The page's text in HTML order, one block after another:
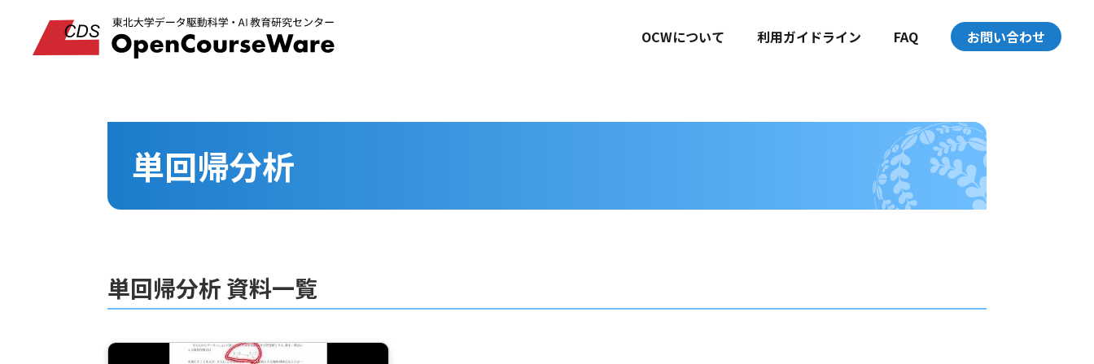
OCWについて 利用ガイドライン FAQ お問い合わせ
単回帰分析
単回帰分析 資料一覧